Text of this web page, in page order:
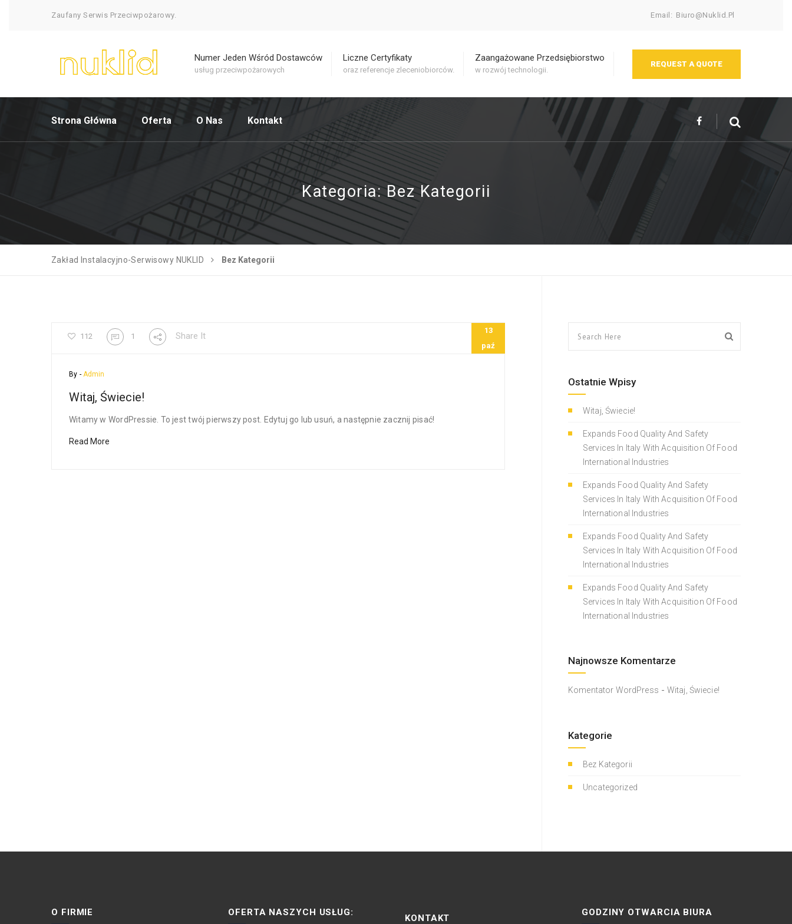
Zaufany Serwis Przeciwpożarowy. Email: Biuro@nuklid.pl
REQUEST A QUOTE
Numer Jeden Wśród Dostawców
usług przeciwpożarowych
Liczne Certyfikaty
oraz referencje zleceniobiorców.
Zaangażowane Przedsiębiorstwo
w rozwój technologii.
Strona Główna Oferta O Nas Kontakt
Kategoria:Bez Kategorii
Zakład Instalacyjno-Serwisowy NUKLID Bez Kategorii
112 1 Share It
13
paź
By - Admin
Witaj, Świecie!
Witamy w WordPressie. To jest twój pierwszy post. Edytuj go lub usuń, a następnie zacznij pisać!
Read More
Ostatnie Wpisy
Witaj, Świecie!
Expands Food Quality And Safety
Services In Italy With Acquisition Of Food
International Industries
Expands Food Quality And Safety
Services In Italy With Acquisition Of Food
International Industries
Expands Food Quality And Safety
Services In Italy With Acquisition Of Food
International Industries
Expands Food Quality And Safety
Services In Italy With Acquisition Of Food
International Industries
Najnowsze Komentarze
Komentator WordPress - Witaj, Świecie!
Kategorie
Bez Kategorii
Uncategorized
O FIRMIE OFERTA NASZYCH USŁUG:
KONTAKT
GODZINY OTWARCIA BIURA